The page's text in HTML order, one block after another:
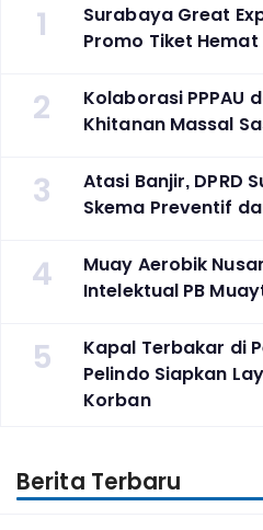
1
Surabaya Great
Promo Tiket
2
Kolaborasi PPPAU
Khitanan Massal
3
Atasi Banjir, DPRD
Skema Preventif
4
Muay Aerobik
Intelektual PB
5
Kapal Terbakar di
Pelindo Siapkan
Korban
Berita Terbaru